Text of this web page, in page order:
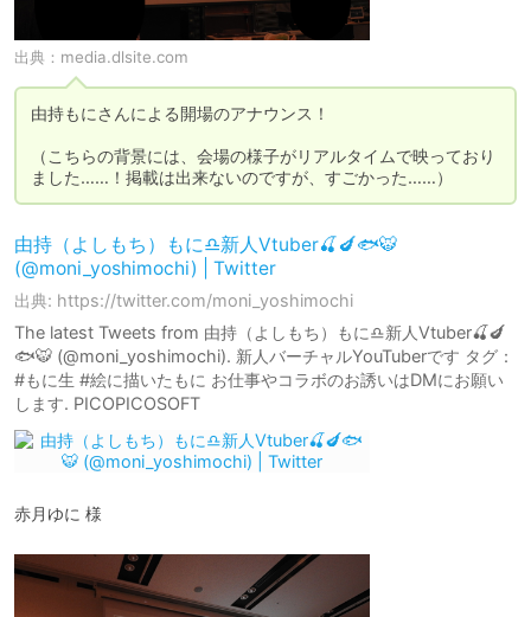
出典： media.dlsite.com
由持もにさんによる開場のアナウンス！
（こちらの背景には、会場の様子がリアルタイムで映っており
ました……！掲載は出来ないのですが、すごかった……）
由持（よしもち）もに♎新人Vtuber🍒🍆🐟🐯
(@moni_yoshimochi) | Twitter
出典: https://twitter.com/moni_yoshimochi
The latest Tweets from 由持（よしもち）もに♎新人Vtuber🍒🍆
🐟🐯 (@moni_yoshimochi). 新人バーチャルYouTuberです タグ：
#もに生 #絵に描いたもに お仕事やコラボのお誘いはDMにお願い
します. PICOPICOSOFT
赤月ゆに 様